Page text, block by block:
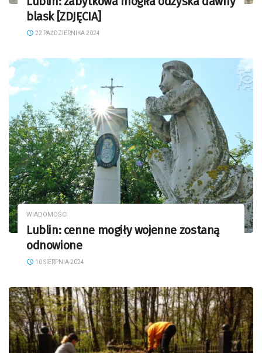
blask [ZDJĘCIA]
22 PAŹDZIERNIKA 2024
WIADOMOŚCI
Lublin: cenne mogiły wojenne zostaną
odnowione
10 SIERPNIA 2024